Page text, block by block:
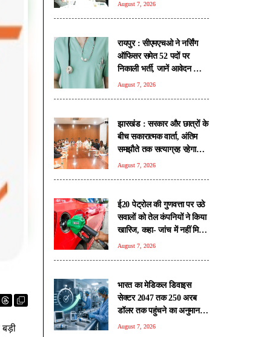
August 7, 2026
रायपुर : सीएमएचओ ने नर्सिंग
ऑफिसर समेत 52 पदों पर
निकाली भर्ती, जानें आवेदन की
सभी शर्तें
August 7, 2026
झारखंड : सरकार और छात्रों के
बीच सकारात्मक वार्ता, अंतिम
समझौते तक सत्याग्रह रहेगा
जारी
August 7, 2026
ई20 पेट्रोल की गुणवत्ता पर उठे
सवालों को तेल कंपनियों ने किया
खारिज, कहा- जांच में नहीं मिली
कोई गड़बड़ी
August 7, 2026
भारत का मेडिकल डिवाइस
सेक्टर 2047 तक 250 अरब
डॉलर तक पहुंचने का अनुमान:
रिपोर्ट
August 7, 2026